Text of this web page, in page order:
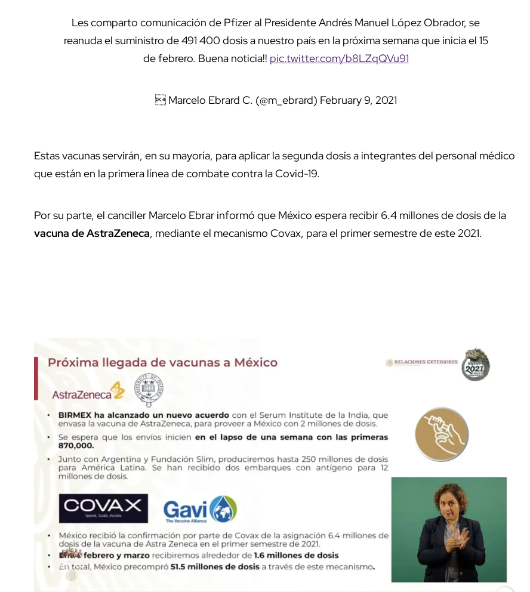
Les comparto comunicación de Pfizer al Presidente Andrés Manuel López Obrador, se
reanuda el suministro de 491 400 dosis a nuestro país en la próxima semana que inicia el 15
de febrero. Buena noticia!! pic.twitter.com/b8LZqQVu91
 Marcelo Ebrard C. (@m_ebrard) February 9, 2021
Estas vacunas servirán, en su mayoría, para aplicar la segunda dosis a integrantes del personal médico
que están en la primera línea de combate contra la Covid-19.
Por su parte, el canciller Marcelo Ebrar informó que México espera recibir 6.4 millones de dosis de la
vacuna de AstraZeneca, mediante el mecanismo Covax, para el primer semestre de este 2021.